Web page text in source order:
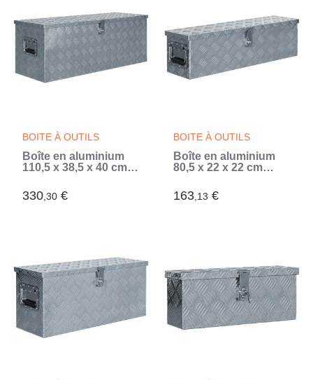
BOITE À OUTILS
Boîte en aluminium
110,5 x 38,5 x 40 cm
330,30 €
BOITE À OUTILS
Boîte en aluminium
80,5 x 22 x 22 cm
163,13 €